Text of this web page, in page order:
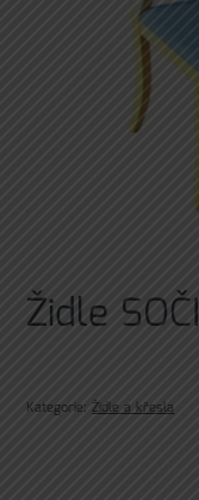
Židle SOČI
Kategorie:Židle a křesla